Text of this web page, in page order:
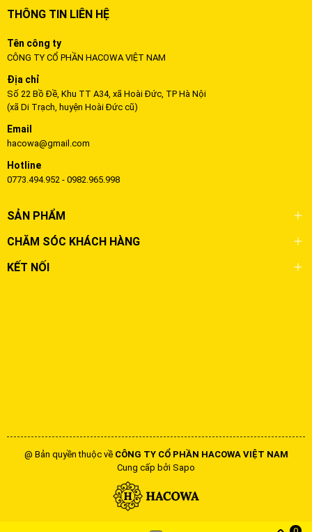
THÔNG TIN LIÊN HỆ
Tên công ty
CÔNG TY CỔ PHẦN HACOWA VIỆT NAM
Địa chỉ
Số 22 Bồ Đề, Khu TT A34, xã Hoài Đức, TP Hà Nội
(xã Di Trạch, huyện Hoài Đức cũ)
Email
hacowa@gmail.com
Hotline
0773.494.952 - 0982.965.998
SẢN PHẨM
CHĂM SÓC KHÁCH HÀNG
KẾT NỐI
@ Bản quyền thuộc về CÔNG TY CỔ PHẦN HACOWA VIỆT NAM
Cung cấp bởi Sapo